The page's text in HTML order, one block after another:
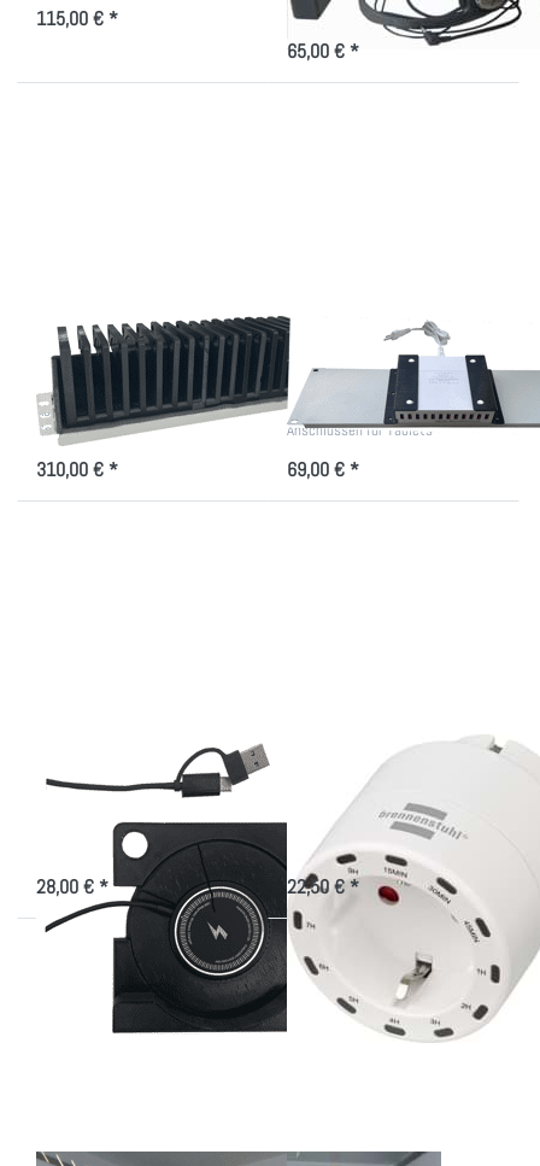
115,00 € *
Schrank
65,00 € *
Induktives
Lademodul
Ablage- und Ladefächer für
Smartphones im 19"-Schrank
310,00 € *
Ladegerät-Träger mit
12 USB Ladebuchsen
19"-Träger mit 12x USB-A
Anschlüssen für Tablets
69,00 € *
Smartphone
Träger für Wireless Ladegeräte
28,00 € *
Countdown-Timer für
Ladeschränke
9-Stunden-Countdown-
Schaltsteckdose
22,50 € *
Sie ENTER
ENTER für mehr
Optionen zu
Energieversorgung
im Tablet